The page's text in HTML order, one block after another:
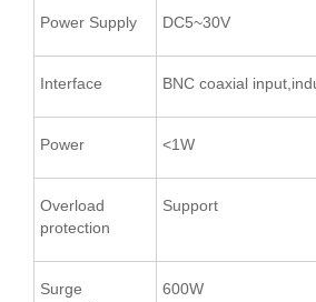
Power Supply DC5~30V
Interface BNC coaxial
Power <1W
Overload
protection
Support
Surge
600W